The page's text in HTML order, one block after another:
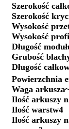
Szerokość
Szerokość
Wysokość
Wysokość
Długość
Grubość
Długość
Powierzchnia
Waga arkusza
Ilość arkuszy
Ilość warstw4
Ilość arkuszy